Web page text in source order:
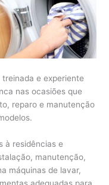
e experiente
nas ocasiões que
reparo e manutenção
à residências e
manutenção,
máquinas de lavar,